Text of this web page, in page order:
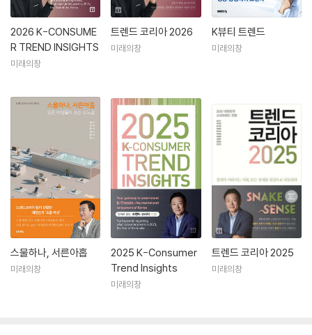
s to major Korean newspapers and media.
2026 K-CONSUME
R TREND INSIGHTS
미래의창
트렌드 코리아 2026
미래의창
K뷰티 트렌드
미래의창
스물하나, 서른아홉
미래의창
2025 K-Consumer
Trend Insights
미래의창
트렌드 코리아 2025
미래의창